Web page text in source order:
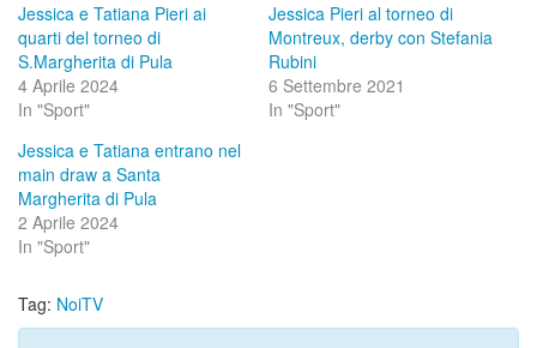
Jessica e Tatiana Pieri ai
quarti del torneo di
S.Margherita di Pula
4 Aprile 2024
In "Sport"
Jessica Pieri al torneo di
Montreux, derby con Stefania
Rubini
6 Settembre 2021
In "Sport"
Jessica e Tatiana entrano nel
main draw a Santa
Margherita di Pula
2 Aprile 2024
In "Sport"
Tag: NoiTV